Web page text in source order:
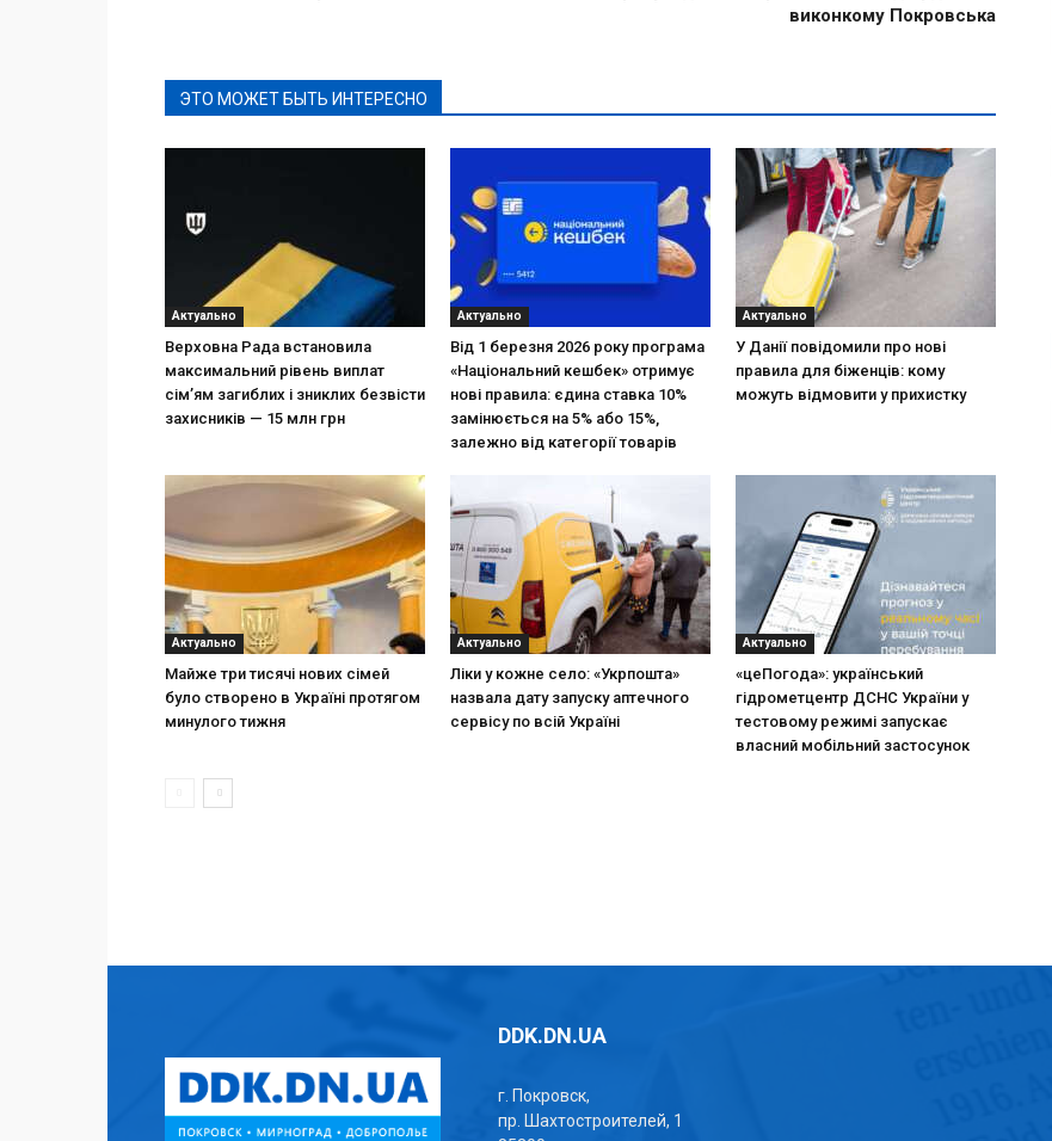
виконкому Покровська
ЭТО МОЖЕТ БЫТЬ ИНТЕРЕСНО
Актуально
Верховна Рада встановила
максимальний рівень виплат
сім’ям загиблих і зниклих безвісти
захисників — 15 млн грн
Актуально
Від 1 березня 2026 року програма
«Національний кешбек» отримує
нові правила: єдина ставка 10%
замінюється на 5% або 15%,
залежно від категорії товарів
Актуально
У Данії повідомили про нові
правила для біженців: кому
можуть відмовити у прихистку
Актуально
Майже три тисячі нових сімей
було створено в Україні протягом
минулого тижня
Актуально
Ліки у кожне село: «Укрпошта»
назвала дату запуску аптечного
сервісу по всій Україні
Актуально
«цеПогода»: український
гідрометцентр ДСНС України у
тестовому режимі запускає
власний мобільний застосунок
DDK.DN.UA
г. Покровск,
пр. Шахтостроителей, 1